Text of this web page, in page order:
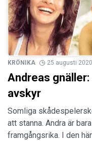
KRÖNIKA 25 augusti 2020
Andreas
avskyr
Somliga
att stanna. Andra är
framgångsrika. I den